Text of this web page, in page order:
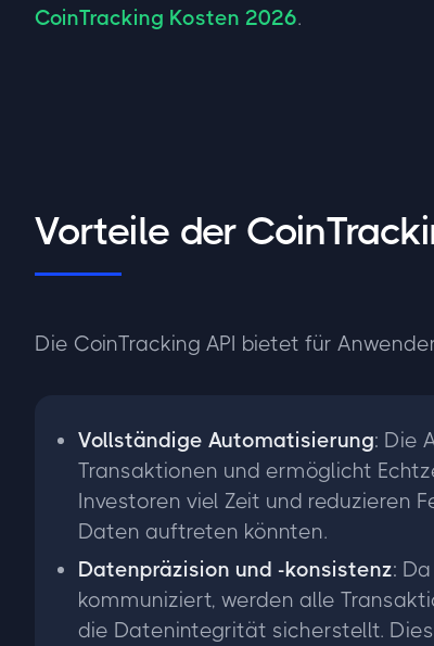
CoinTracking Kosten 2026.
Vorteile der
Die CoinTracking API bietet für
Vollständige Automatisierung: Die
Transaktionen und ermöglicht
Investoren viel Zeit und reduzieren
Daten auftreten könnten.
Datenpräzision und -konsistenz:
kommuniziert, werden alle
die Datenintegrität sicherstellt.